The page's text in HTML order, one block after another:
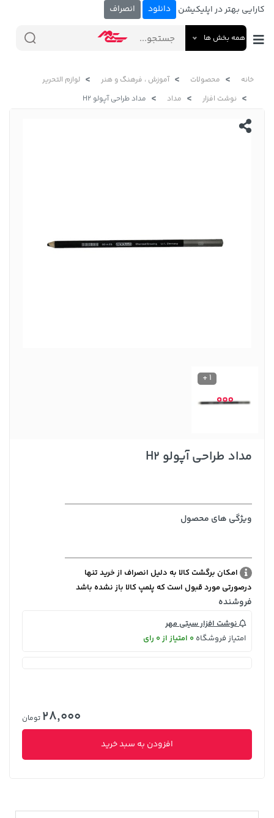
کارایی بهتر در اپلیکیشن دانلود انصراف
همه بخش ها
خانه محصولات آموزش ، فرهنگ و هنر
لوازم التحریر
نوشت افزار
مداد مداد طراحی آپولو H2
1 +
مداد طراحی آپولو H2
ویژگی های محصول
امکان برگشت کالا به دلیل انصراف از خرید تنها
درصورتی مورد قبول است که پلمپ کالا باز نشده باشد
فروشنده
نوشت افزار سیتی مهر
امتیاز فروشگاه 0 امتیاز از 0 رای
28,000 تومان
افزودن به سبد خرید